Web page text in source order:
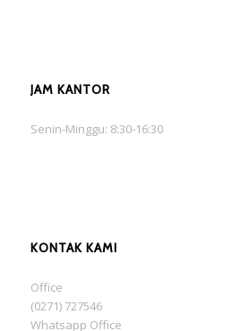
JAM KANTOR
Senin-Minggu: 8:30-16:30
KONTAK KAMI
Office
(0271) 727546
Whatsapp Office